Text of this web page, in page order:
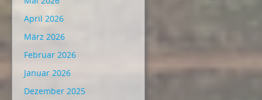
April 2026
März 2026
Februar 2026
Januar 2026
Dezember 2025